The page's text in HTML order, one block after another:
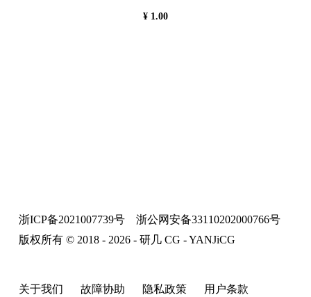
¥1.00
浙ICP备2021007739号
浙公网安备33110202000766号
版权所有 © 2018 - 2026 - 研几 CG - YANJiCG
关于我们 故障协助 隐私政策 用户条款